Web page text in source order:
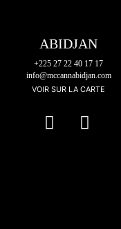
ABIDJAN
+225 27 22 40 17 17
info@mccannabidjan.com
VOIR SUR LA CARTE